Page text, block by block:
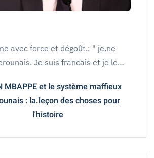
avec force et dégoût.: " je.ne
Je suis francais et je le…
MBAPPE et le système maffieux
: la.leçon des choses pour
l'histoire